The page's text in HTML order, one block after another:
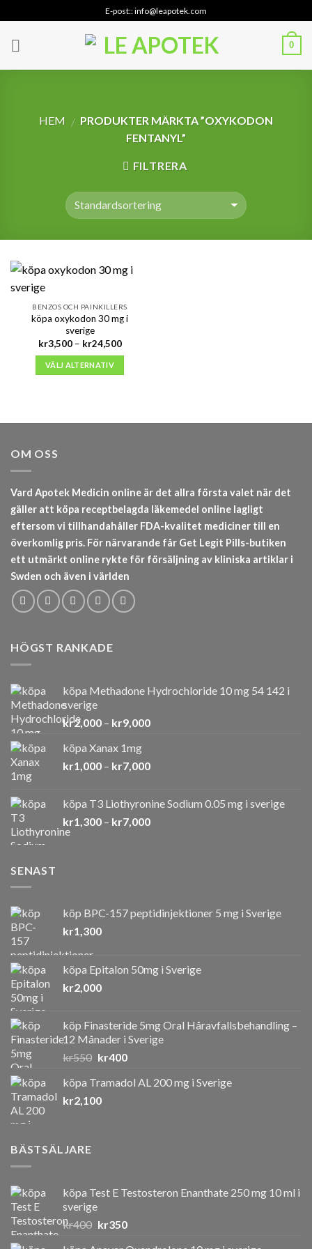
to
content
E-post:: info@leapotek.com
0
HEM / PRODUKTER MÄRKTA ”OXYKODON
FENTANYL”
FILTRERA
BENZOS OCH PAINKILLERS
köpa oxykodon 30 mg i
sverige
kr3,500 – kr24,500Prisintervall:
VÄLJ ALTERNATIV
OM OSS
Vard Apotek Medicin online är det allra första valet när det
gäller att köpa receptbelagda läkemedel online lagligt
eftersom vi tillhandahåller FDA-kvalitet mediciner till en
överkomlig pris. För närvarande får Get Legit Pills-butiken
ett utmärkt online rykte för försäljning av kliniska artiklar i
Swden och även i världen
HÖGST RANKADE
köpa Methadone Hydrochloride 10 mg 54 142 i
sverige
kr2,000 – kr9,000Prisintervall:
kr9,000
köpa Xanax 1mg
kr1,000 – kr7,000Prisintervall:
kr7,000
köpa T3 Liothyronine Sodium 0.05 mg i sverige
kr1,300 – kr7,000Prisintervall:
SENAST
köp BPC-157 peptidinjektioner 5 mg i Sverige
kr1,300
köpa Epitalon 50mg i Sverige
kr2,000
köp Finasteride 5mg Oral Håravfallsbehandling –
12 Månader i Sverige
kr550 Det
priset
var:
kr400Det
priset
köpa Tramadol AL 200 mg i Sverige
kr2,100
BÄSTSÄLJARE
köpa Test E Testosteron Enanthate 250 mg 10 ml i
sverige
kr400 Det
kr350Det